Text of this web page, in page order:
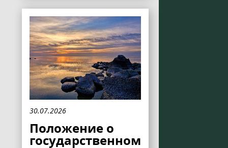
30.07.2026
Положение о
государственном